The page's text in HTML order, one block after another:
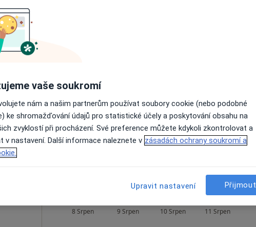
1 500 Kč
Online rezervace termínu není k dispozici
Rezervovat termín
8 Srpen 9 Srpen 10 Srpen 11 Srpen
vaše soukromí
nám a našim partnerům používat soubory cookie (nebo podobné
ke shromažďování údajů pro statistické účely a poskytování obsahu na
zvyklostí při procházení. Své preference můžete kdykoli zkontrolovat a
v nastavení. Další informace naleznete v zásadách ochrany soukromí a
Upravit nastavení Přijmout